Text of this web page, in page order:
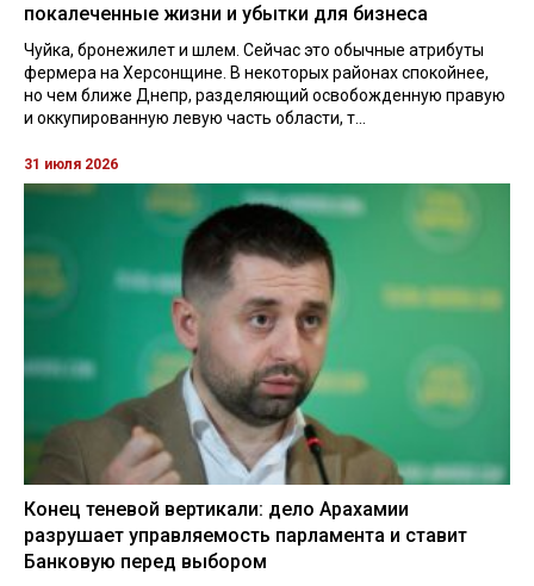
покалеченные жизни и убытки для бизнеса
Чуйка, бронежилет и шлем. Сейчас это обычные атрибуты
фермера на Херсонщине. В некоторых районах спокойнее,
но чем ближе Днепр, разделяющий освобожденную правую
и оккупированную левую часть области, т...
31 июля 2026
Конец теневой вертикали: дело Арахамии
разрушает управляемость парламента и ставит
Банковую перед выбором